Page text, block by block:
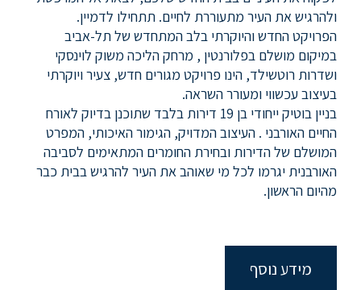
ולהרגיש את העיר מתעוררת לחיים. תתחילו לדמיין.
הפרויקט החדש והיוקרתי בלב המתחדש של תל-אביב
במיקום מושלם בפלורנטין , מרחק הליכה משוק לוינסקי
ושדרות רוטשילד, הינו פרויקט מגורים חדש, צעיר ויוקרתי
בעיצוב עכשווי ומעורר השראה.
בניין בוטיק ייחודי בן 19 דירות בלבד שתוכנן בדיוק לאורח
החיים האורבני . העיצוב המדויק, הגימור האיכותי, המפרט
המושלם של הדירות ובחירת החומרים המתאימים לסביבה
האורבנית יגרמו לכל מי שאוהב את העיר להרגיש בבית כבר
מהיום הראשון.
מידע נוסף